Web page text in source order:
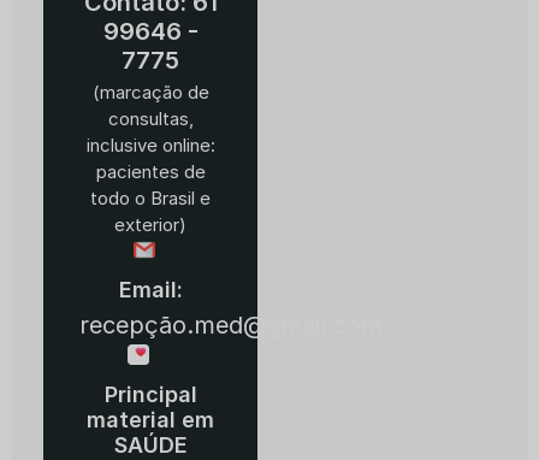
99646 -
7775
(marcação de
consultas,
inclusive online:
pacientes de
todo o Brasil e
exterior)
Email:
recepção.med@gmail.com
Principal
material em
SAÚDE